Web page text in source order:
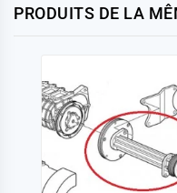
PRODUITS DE LA